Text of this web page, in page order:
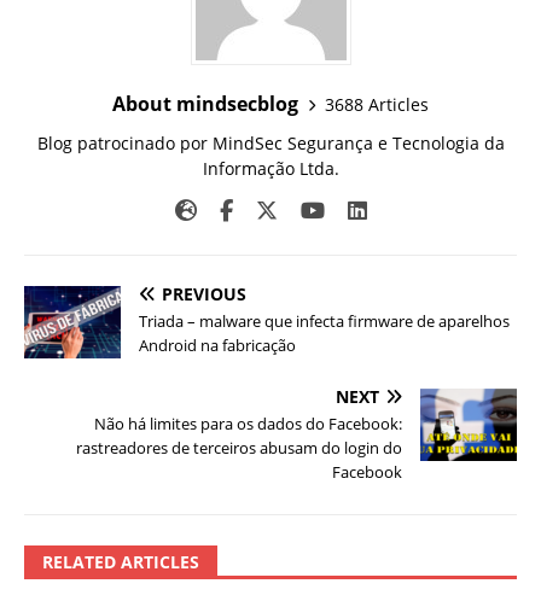
About mindsecblog
3688 Articles
Blog patrocinado por MindSec Segurança e Tecnologia da
Informação Ltda.
PREVIOUS
Triada – malware que infecta firmware de aparelhos
Android na fabricação
NEXT
Não há limites para os dados do Facebook:
rastreadores de terceiros abusam do login do
Facebook
RELATED ARTICLES